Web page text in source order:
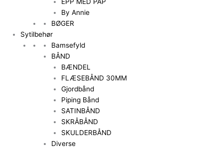
By Annie
BØGER
Sytilbehør
Bamsefyld
BÅND
BÆNDEL
FLÆSEBÅND 30MM
Gjordbånd
Piping Bånd
SATINBÅND
SKRÅBÅND
SKULDERBÅND
Diverse